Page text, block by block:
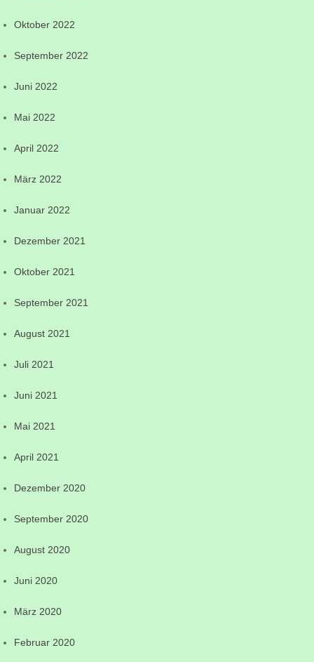
Oktober 2022
September 2022
Juni 2022
Mai 2022
April 2022
März 2022
Januar 2022
Dezember 2021
Oktober 2021
September 2021
August 2021
Juli 2021
Juni 2021
Mai 2021
April 2021
Dezember 2020
September 2020
August 2020
Juni 2020
März 2020
Februar 2020